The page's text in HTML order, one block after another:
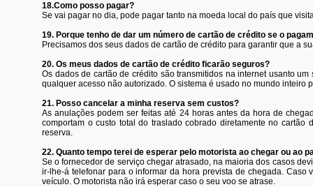
18.Como posso pagar?
Se vai pagar no dia, pode pagar tanto na moeda local do país que
19. Porque tenho de dar um número de cartão de crédito se o
Precisamos dos seus dados de cartão de crédito para garantir que a
20. Os meus dados de cartão de crédito ficarão seguros?
Os dados de cartão de crédito são transmitidos na internet usanto
qualquer acesso não autorizado. O sistema é usado no mundo
21. Posso cancelar a minha reserva sem custos?
As anulações podem ser feitas até 24 horas antes da hora de
comportam o custo total do traslado cobrado diretamente no
reserva.
22. Quanto tempo terei de esperar pelo motorista ao chegar ou ao
Se o fornecedor de serviço chegar atrasado, na maioria dos casos
ir-lhe-á telefonar para o informar da hora prevista de chegada.
veículo. O motorista não irá esperar caso o seu voo se atrase.